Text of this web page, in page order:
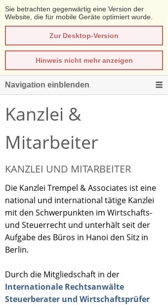
Sie betrachten gegenwärtig eine Version der
Website, die für mobile Geräte optimiert wurde.
Zur Desktop-Version
Hinweis nicht mehr anzeigen
Navigation einblenden
Kanzlei &
Mitarbeiter
KANZLEI UND MITARBEITER
Die Kanzlei Trempel & Associates ist eine
national und international tätige Kanzlei
mit den Schwerpunkten im Wirtschafts-
und Steuerrecht und unterhält seit der
Aufgabe des Büros in Hanoi den Sitz in
Berlin.
Durch die Mitgliedschaft in der
Internationale Rechtsanwälte
Steuerberater und Wirtschaftsprüfer